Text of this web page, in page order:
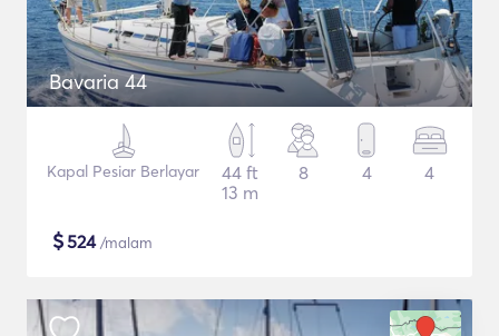
Bavaria 44
Kapal Pesiar Berlayar
44 ft
13 m
8 4 4
$524/malam